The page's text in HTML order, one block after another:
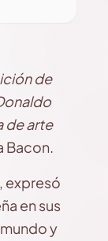
de
de arte
Bacon.
expresó
en sus
y